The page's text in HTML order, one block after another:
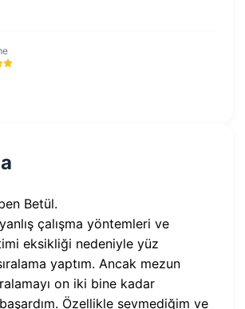
Betül.
çalışma yöntemleri ve
eksikliği nedeniyle yüz
yaptım. Ancak mezun
on iki bine kadar
Özellikle sevmediğim ve